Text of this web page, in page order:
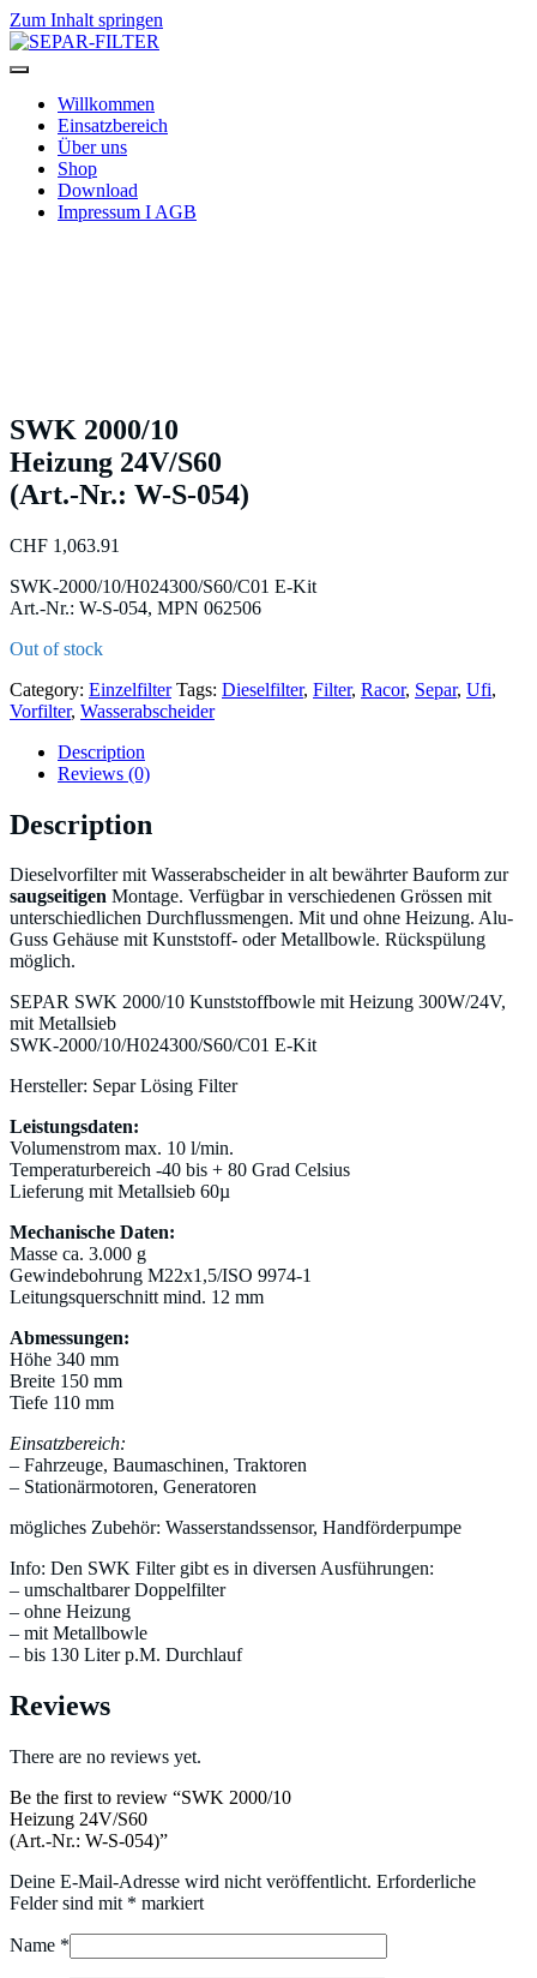
Zum Inhalt springen
SEPAR-FILTER
Willkommen
Einsatzbereich
Über uns
Shop
Download
Impressum I AGB
SWK 2000/10
Heizung 24V/S60
(Art.-Nr.: W-S-054)
CHF 1,063.91
SWK-2000/10/H024300/S60/C01 E-Kit
Art.-Nr.: W-S-054, MPN 062506
Out of stock
Category: Einzelfilter Tags: Dieselfilter, Filter, Racor, Separ, Ufi,
Vorfilter, Wasserabscheider
Description
Reviews (0)
Description
Dieselvorfilter mit Wasserabscheider in alt bewährter Bauform zur
saugseitigen Montage. Verfügbar in verschiedenen Grössen mit
unterschiedlichen Durchflussmengen. Mit und ohne Heizung. Alu-
Guss Gehäuse mit Kunststoff- oder Metallbowle. Rückspülung
möglich.
SEPAR SWK 2000/10 Kunststoffbowle mit Heizung 300W/24V,
mit Metallsieb
SWK-2000/10/H024300/S60/C01 E-Kit
Hersteller: Separ Lösing Filter
Leistungsdaten:
Volumenstrom max. 10 l/min.
Temperaturbereich -40 bis + 80 Grad Celsius
Lieferung mit Metallsieb 60µ
Mechanische Daten:
Masse ca. 3.000 g
Gewindebohrung M22x1,5/ISO 9974-1
Leitungsquerschnitt mind. 12 mm
Abmessungen:
Höhe 340 mm
Breite 150 mm
Tiefe 110 mm
Einsatzbereich:
– Fahrzeuge, Baumaschinen, Traktoren
– Stationärmotoren, Generatoren
mögliches Zubehör: Wasserstandssensor, Handförderpumpe
Info: Den SWK Filter gibt es in diversen Ausführungen:
– umschaltbarer Doppelfilter
– ohne Heizung
– mit Metallbowle
– bis 130 Liter p.M. Durchlauf
Reviews
There are no reviews yet.
Be the first to review “SWK 2000/10
Heizung 24V/S60
(Art.-Nr.: W-S-054)”
Deine E-Mail-Adresse wird nicht veröffentlicht. Erforderliche
Felder sind mit * markiert
Name *